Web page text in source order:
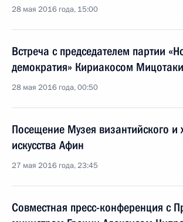
28 мая 2016 года, 15:00
Встреча с председателем партии
демократия» Кириакосом
28 мая 2016 года, 00:50
Посещение Музея византийского и
искусства Афин
27 мая 2016 года, 23:45
Совместная пресс-конференция с